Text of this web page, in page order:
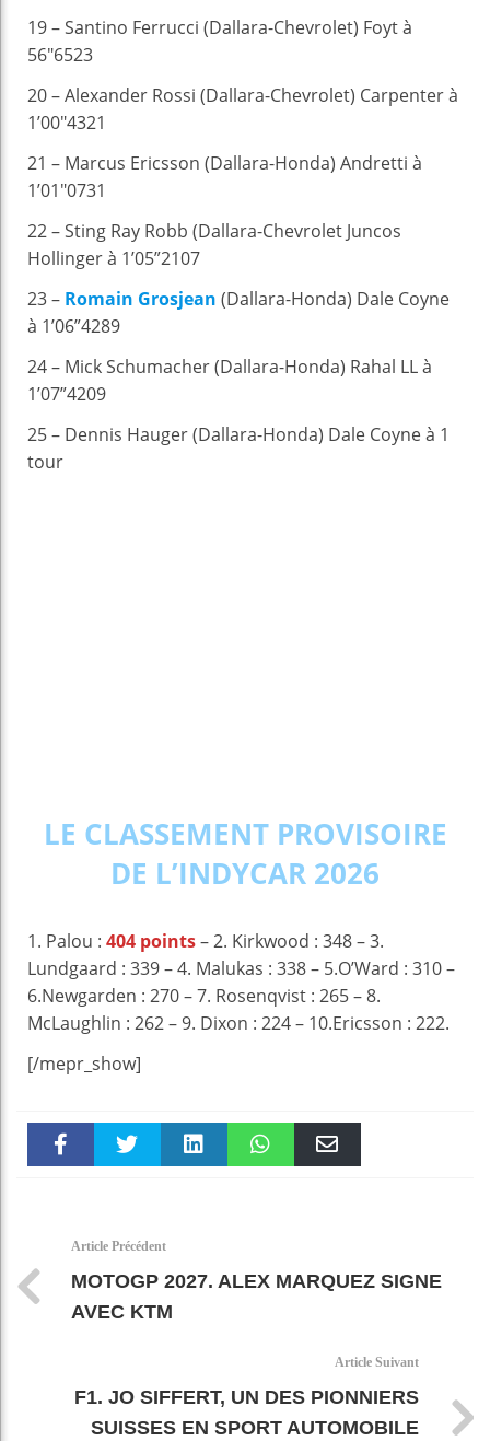
19 – Santino Ferrucci (Dallara-Chevrolet) Foyt à
56″6523
20 – Alexander Rossi (Dallara-Chevrolet) Carpenter à
1’00″4321
21 – Marcus Ericsson (Dallara-Honda) Andretti à
1’01″0731
22 – Sting Ray Robb (Dallara-Chevrolet Juncos
Hollinger à 1’05”2107
23 – Romain Grosjean (Dallara-Honda) Dale Coyne
à 1’06”4289
24 – Mick Schumacher (Dallara-Honda) Rahal LL à
1’07”4209
25 – Dennis Hauger (Dallara-Honda) Dale Coyne à 1
tour
LE CLASSEMENT PROVISOIRE
DE L’INDYCAR 2026
1. Palou : 404 points– 2. Kirkwood : 348 – 3.
Lundgaard : 339 – 4. Malukas : 338 – 5.O’Ward : 310 –
6.Newgarden : 270 – 7. Rosenqvist : 265 – 8.
McLaughlin : 262 – 9. Dixon : 224 – 10.Ericsson : 222.
[/mepr_show]
Article Précédent
MOTOGP 2027. ALEX MARQUEZ SIGNE
AVEC KTM
Article Suivant
F1. JO SIFFERT, UN DES PIONNIERS
SUISSES EN SPORT AUTOMOBILE